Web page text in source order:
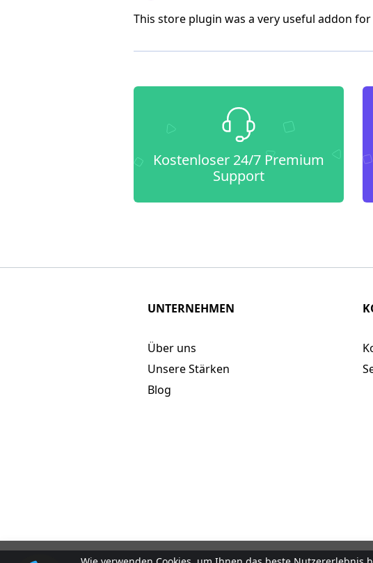
This store plugin was a very useful addon
Kostenloser 24/7 Premium
Support
UNTERNEHMEN
Über uns
Unsere Stärken
Blog